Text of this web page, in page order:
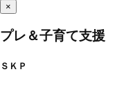
×
プレ＆子育て支援
ＳＫＰ